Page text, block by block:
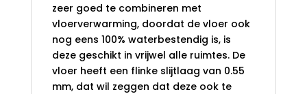
zeer goed te combineren met
vloerverwarming, doordat de vloer ook
nog eens 100% waterbestendig is, is
deze geschikt in vrijwel alle ruimtes. De
vloer heeft een flinke slijtlaag van 0.55
mm, dat wil zeggen dat deze ook te